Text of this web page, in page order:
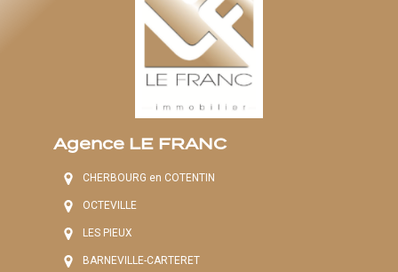
Agence LE FRANC
CHERBOURG en COTENTIN
OCTEVILLE
LES PIEUX
BARNEVILLE-CARTERET